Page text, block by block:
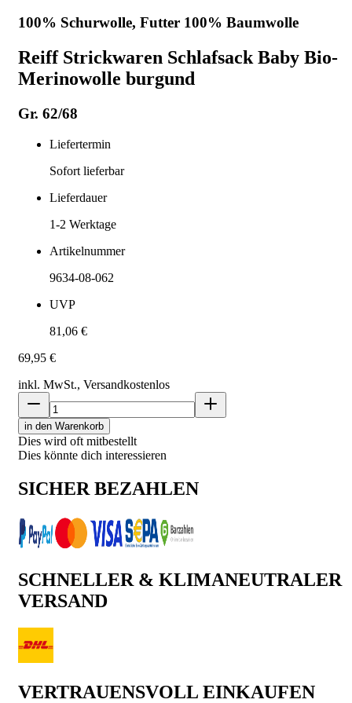
100% Schurwolle, Futter 100% Baumwolle
Reiff Strickwaren Schlafsack Baby Bio-
Merinowolle burgund
Gr. 62/68
Liefertermin
Sofort lieferbar
Lieferdauer
1-2 Werktage
Artikelnummer
9634-08-062
UVP
81,06 €
69,95 €
inkl. MwSt., Versandkostenlos
in den Warenkorb
Dies wird oft mitbestellt
Dies könnte dich interessieren
SICHER BEZAHLEN
SCHNELLER & KLIMANEUTRALER
VERSAND
VERTRAUENSVOLL EINKAUFEN